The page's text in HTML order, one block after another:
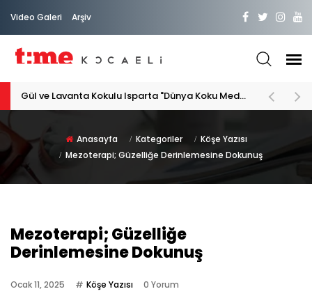
Video Galeri Arşiv
Gül ve Lavanta Kokulu Isparta "Dünya Koku Medeniyeti"
Anasayfa Kategoriler
Köşe Yazısı
Mezoterapi; Güzelliğe Derinlemesine Dokunuş
Mezoterapi; Güzelliğe
Derinlemesine Dokunuş
Ocak 11, 2025 Köşe Yazısı 0 Yorum